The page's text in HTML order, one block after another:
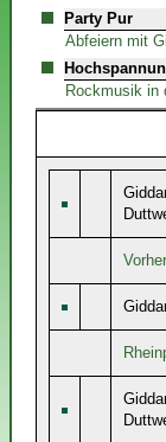
Party Pur
Abfeiern mit
Rockmusik in